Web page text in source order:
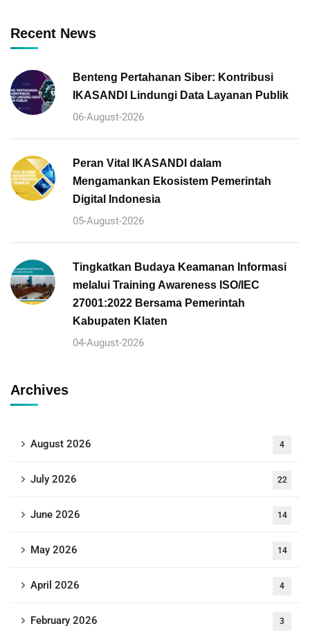
Recent News
Benteng Pertahanan Siber: Kontribusi
IKASANDI Lindungi Data Layanan Publik
06-August-2026
Peran Vital IKASANDI dalam
Mengamankan Ekosistem Pemerintah
Digital Indonesia
05-August-2026
Tingkatkan Budaya Keamanan Informasi
melalui Training Awareness ISO/IEC
27001:2022 Bersama Pemerintah
Kabupaten Klaten
04-August-2026
Archives
August 2026 4
July 2026 22
June 2026 14
May 2026 14
April 2026 4
February 2026 3